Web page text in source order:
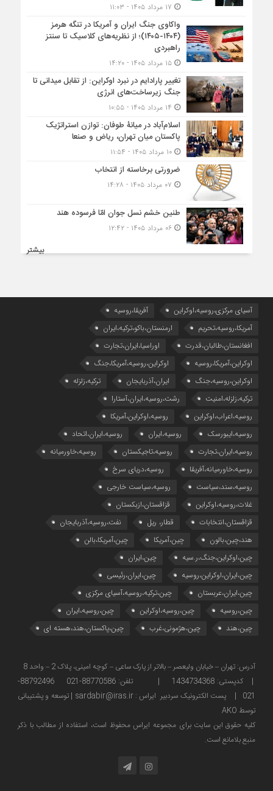
واکاوی جنگ ایران و آمریکا در تنگه هرمز
(۱۴۰۴-۱۴۰۵)؛ از نظریه‌های کلاسیک تا سنتز
راهبردی
۱۵ مرداد ۱۴۰۵ - ۱۴:۲۰
تغییر پارادایم در نبرد اوکراین: از تقابل میدانی تا
جنگ زیرساخت‌های انرژی
اسلام‌آباد در میانۀ طوفان: توازن استراتژیک
پاکستان میان تهران، ریاض و صنعا
۱۰ مرداد ۱۴۰۵ - ۱۱:۵۴
ضرورتی برخاسته از انتخاب
طنین خشم نسل جوان امّا فرسوده هند
۰۶ مرداد ۱۴۰۵ - ۱۲:۴۲
بیشتر
آسیای مرکزی،روسیه،اوکراین
آفریقا،روسیه
آمریکا،روسیه،تحریم
ارمنستان،باکو،ترکیه،ایران
افغانستان،طالبان،قدرت
اوراسیا،ایران،تجارت
اوکراین،آمریکا،روسیه
اوکراین،روسیه،آمریکا،جنگ
اوکراین،روسیه،جنگ
ایران،آذربایجان
ترکیه،زلزله
ترکیه،زلزله،امنیت
رشت،روسیه،ایران،آستارا
روسیه،اعراب،اوکراین
روسیه،اوکراین،آمریکا
روسیه،ایبورسک
روسیه،ایران
روسیه،ایران،اتحاد
روسیه،ایران،تجارت
روسیه،تاجیکستان
روسیه،خاورمیانه
روسیه،خاورمیانه،آفریقا
روسیه،دریای سرخ
روسیه،سند،سیاست
روسیه،سیاست خارجی
غلات،روسیه،اوکراین
قزاقستان،ازبکستان
قزاقستان،انتخابات
قطار، ریل
نفت،روسیه،آذربایجان
هند،چین،بالون
چین،آمریکا
چین،آمریکا،بالن
چین،اوکراین،جنگ،ر.سیه
چین،ایران
چین،ایران،اوکراین،روسیه
چین،ایران،رئیسی
چین،ایران،عربستان
چین،ترکیه،روسیه،آسیای مرکزی
چین،روسیه
چین،روسیه،اوکراین
چین،روسیه،ایران
چین،هند
چین،هژمونی،غرب چین،پاکستان،هند،هسته ای
| کدپستی: 1434734368 | تلفن: 88770586-021 88792496-
021 | پست الکترونیک سردبیر ایراس : sardabir@iras.ir |
توسعه و پشتیبانی
توسط AKO
كليه حقوق این سایت برای مجموعه ایراس محفوظ است، استفاده از مطالب با ذكر
منبع بلامانع است.